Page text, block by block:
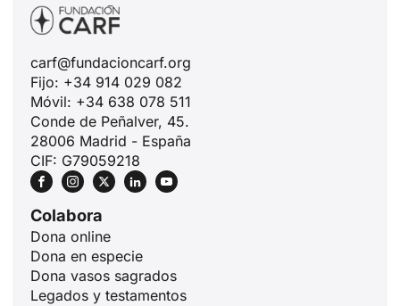
carf@fundacioncarf.org
Fijo: +34 914 029 082
Móvil: +34 638 078 511
Conde de Peñalver, 45.
28006 Madrid - España
CIF: G79059218
Colabora
Dona online
Dona en especie
Dona vasos sagrados
Legados y testamentos